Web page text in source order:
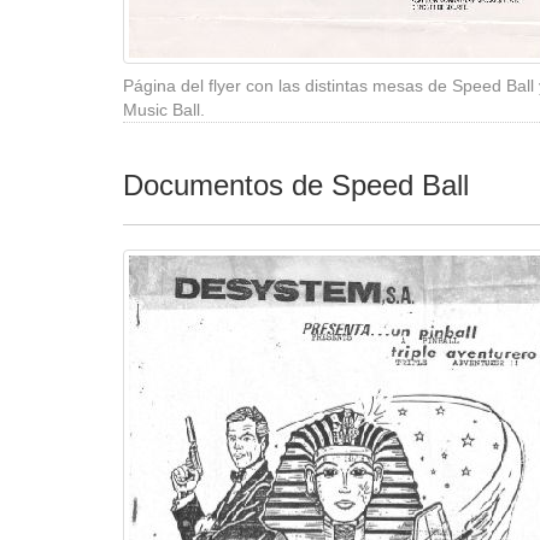
Página del flyer con las distintas mesas de Speed Ball
Music Ball.
Documentos de Speed Ball